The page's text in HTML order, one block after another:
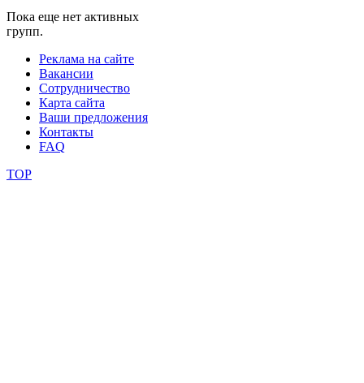
Пока еще нет активных
групп.
Реклама на сайте
Вакансии
Сотрудничество
Карта сайта
Ваши предложения
Контакты
FAQ
TOP